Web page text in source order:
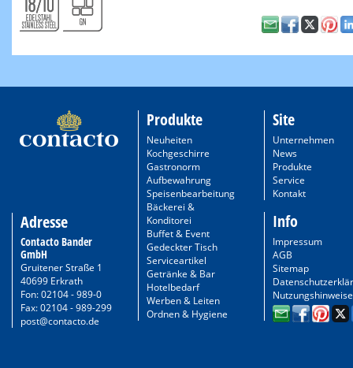
Adresse
Contacto Bander
GmbH
Gruitener Straße 1
40699 Erkrath
Fon: 02104 - 989-0
Fax: 02104 - 989-299
post@contacto.de
Produkte
Neuheiten
Kochgeschirre
Gastronorm
Aufbewahrung
Speisenbearbeitung
Bäckerei &
Konditorei
Buffet & Event
Gedeckter Tisch
Serviceartikel
Getränke & Bar
Hotelbedarf
Werben & Leiten
Ordnen & Hygiene
Site
Unternehmen
News
Produkte
Service
Kontakt
Info
Impressum
AGB
Sitemap
Nutzungshinweise